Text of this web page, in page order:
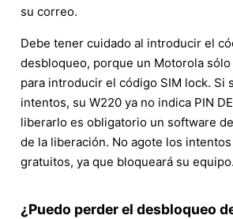
su correo.
Debe tener cuidado al introducir el
desbloqueo, porque un Motorola
para introducir el código SIM lock. Si
intentos, su W220 ya no indica PIN
liberarlo es obligatorio un software
de la liberación. No agote los
gratuitos, ya que bloqueará su equipo.
¿Puedo perder el desbloqueo